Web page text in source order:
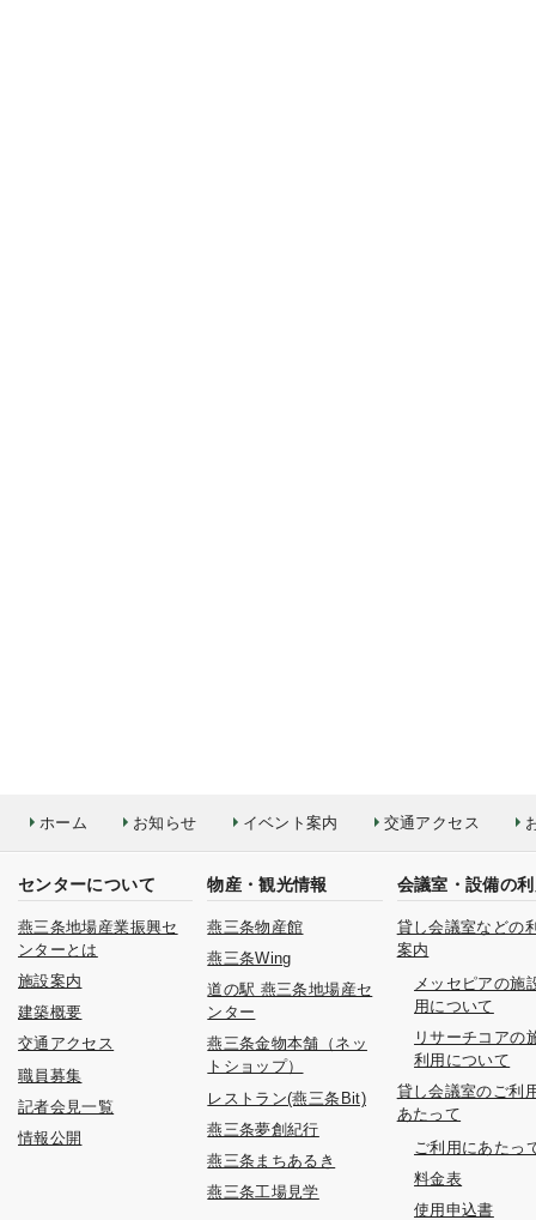
ホーム お知らせ イベント案内 交通アクセス
センターについて
燕三条地場産業振興セ
ンターとは
施設案内
建築概要
交通アクセス
職員募集
記者会見一覧
情報公開
物産・観光情報
燕三条物産館
燕三条Wing
道の駅 燕三条地場産セ
ンター
燕三条金物本舗（ネッ
トショップ）
レストラン(燕三条Bit)
燕三条夢創紀行
燕三条まちあるき
燕三条工場見学
会議室・設備の
貸し会議室などの
案内
メッセピアの施
用について
リサーチコアの
利用について
貸し会議室のご利
あたって
ご利用にあたっ
料金表
使用申込書